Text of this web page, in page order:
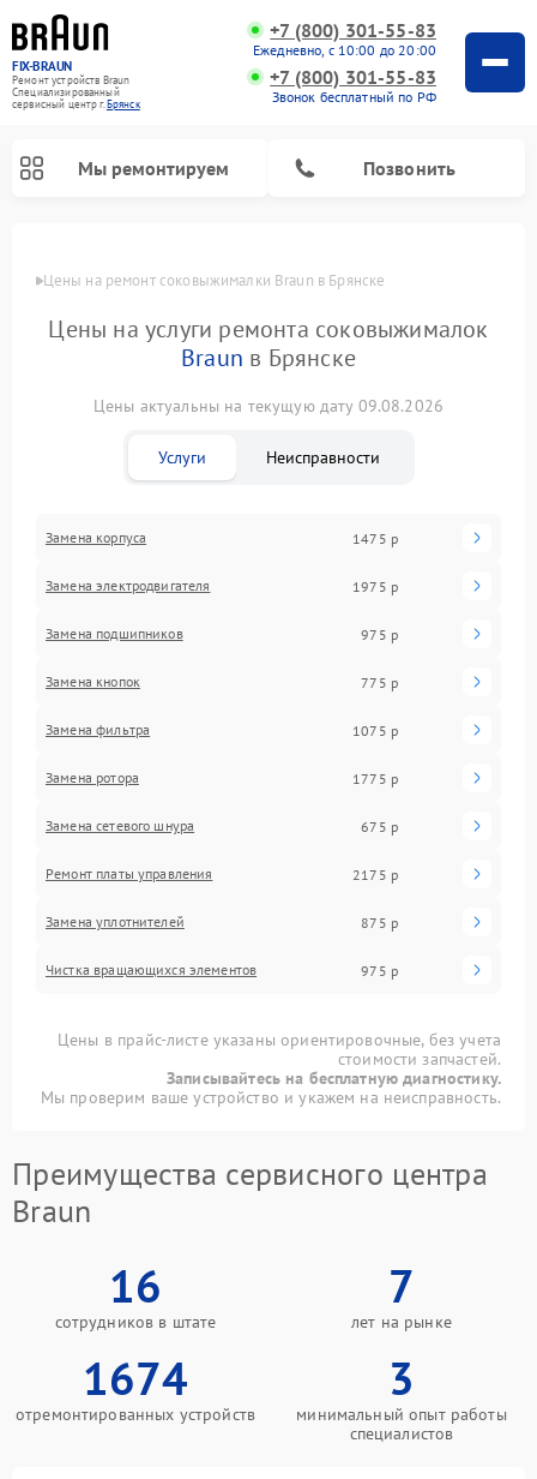
FIX-BRAUN
Ремонт устройств Braun
Специализированный
cервисный центр г.Брянск
+7 (800) 301-55-83
Ежедневно, с 10:00 до 20:00
+7 (800) 301-55-83
Звонок бесплатный по РФ
Мы ремонтируем Позвонить
Цены на ремонт соковыжималки Braun в Брянске
Цены на услуги ремонта соковыжималок
Braun в Брянске
Цены актуальны на текущую дату 09.08.2026
Услуги Неисправности
Замена корпуса 1475 р
Замена электродвигателя 1975 р
Замена подшипников 975 р
Замена кнопок 775 р
Замена фильтра 1075 р
Замена ротора 1775 р
Замена сетевого шнура 675 р
Ремонт платы управления 2175 р
Замена уплотнителей 875 р
Чистка вращающихся элементов 975 р
Цены в прайс-листе указаны ориентировочные, без учета
стоимости запчастей.
Записывайтесь на бесплатную диагностику.
Мы проверим ваше устройство и укажем на неисправность.
Преимущества сервисного центра
Braun
16
сотрудников в штате
7
лет на рынке
1674
отремонтированных устройств
3
минимальный опыт работы
специалистов